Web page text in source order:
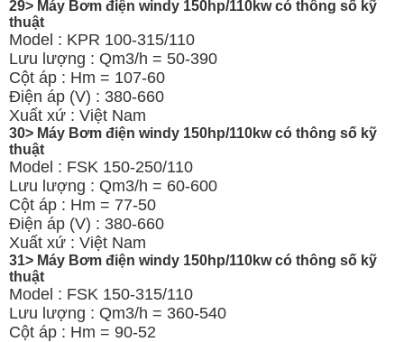
29> Máy Bơm điện windy 150hp/110kw có thông số kỹ
thuật
Model : KPR 100-315/110
Lưu lượng : Qm3/h = 50-390
Cột áp : Hm = 107-60
Điện áp (V) : 380-660
Xuất xứ : Việt Nam
30> Máy Bơm điện windy 150hp/110kw có thông số kỹ
thuật
Model : FSK 150-250/110
Lưu lượng : Qm3/h = 60-600
Cột áp : Hm = 77-50
Điện áp (V) : 380-660
Xuất xứ : Việt Nam
31> Máy Bơm điện windy 150hp/110kw có thông số kỹ
thuật
Model : FSK 150-315/110
Lưu lượng : Qm3/h = 360-540
Cột áp : Hm = 90-52